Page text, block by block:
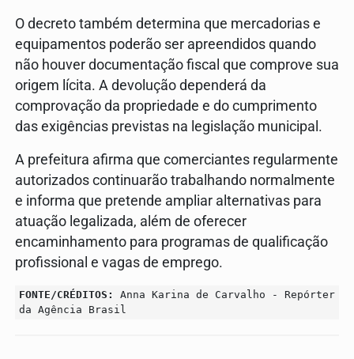
O decreto também determina que mercadorias e
equipamentos poderão ser apreendidos quando
não houver documentação fiscal que comprove sua
origem lícita. A devolução dependerá da
comprovação da propriedade e do cumprimento
das exigências previstas na legislação municipal.
A prefeitura afirma que comerciantes regularmente
autorizados continuarão trabalhando normalmente
e informa que pretende ampliar alternativas para
atuação legalizada, além de oferecer
encaminhamento para programas de qualificação
profissional e vagas de emprego.
FONTE/CRÉDITOS:
Anna Karina de Carvalho - Repórter
da Agência Brasil